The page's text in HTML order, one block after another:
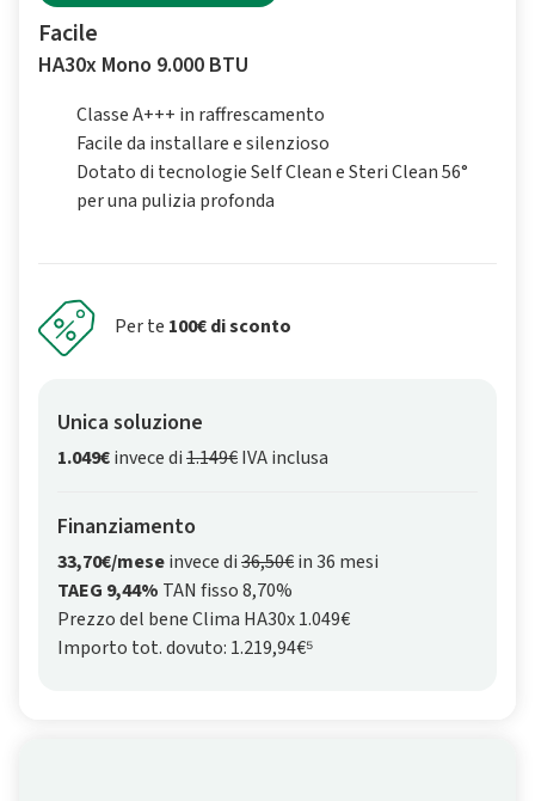
Facile
HA30x Mono 9.000 BTU
Classe A+++ in raffrescamento
Facile da installare e silenzioso
Dotato di tecnologie Self Clean e Steri Clean 56°
per una pulizia profonda
Per te 100€ di sconto
Unica soluzione
1.049€invece di1.149€IVA inclusa
Finanziamento
33,70€/meseinvece di36,50€in 36 mesi
TAEG 9,44% TAN fisso 8,70%
Prezzo del bene Clima HA30x 1.049€
Importo tot. dovuto: 1.219,94€⁵